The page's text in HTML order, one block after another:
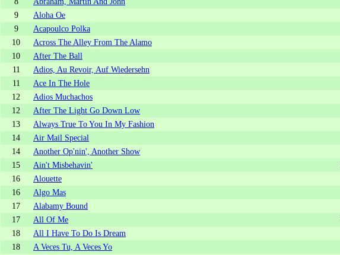
9
Aloha Oe
9
Acapoulco Polka
10
Across The Alley From The Alamo
10
After The Ball
11
Adios, Au Revoir, Auf Wiedersehn
11
Ace In The Hole
12
Adios Muchachos
12
After The Light Go Down Low
13
Always True To You In My Fashion
14
Air Mail Special
14
Another Op'nin', Another Show
15
Ain't Misbehavin'
16
Alouette
16
Algo Mas
17
Alabamy Bound
17
All Of Me
18
All I Have To Do Is Dream
18
A Veces Tu, A Veces Yo